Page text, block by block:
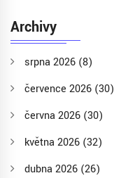
Archivy
srpna 2026 (8)
července 2026 (30)
června 2026 (30)
května 2026 (32)
dubna 2026 (26)